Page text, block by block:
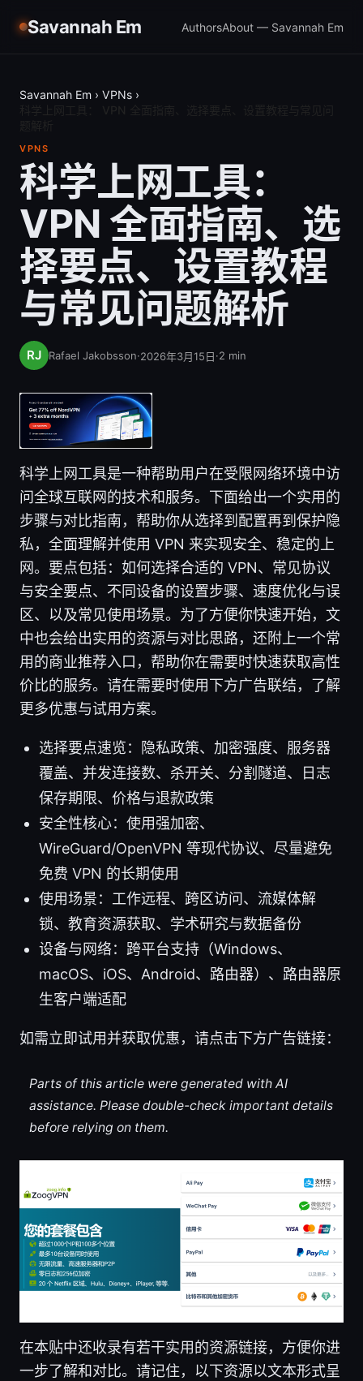
Savannah Em AuthorsAbout — Savannah Em
Savannah Em › VPNs ›
VPNS
科学上网工具：
VPN 全面指南、选
择要点、设置教程
与常见问题解析
Rafael Jakobsson·2026年3月15日·2 min
科学上网工具是一种帮助用户在受限网络环境中访
问全球互联网的技术和服务。下面给出一个实用的
步骤与对比指南，帮助你从选择到配置再到保护隐
私，全面理解并使用 VPN 来实现安全、稳定的上
网。要点包括：如何选择合适的 VPN、常见协议
与安全要点、不同设备的设置步骤、速度优化与误
区、以及常见使用场景。为了方便你快速开始，文
中也会给出实用的资源与对比思路，还附上一个常
用的商业推荐入口，帮助你在需要时快速获取高性
价比的服务。请在需要时使用下方广告联结，了解
更多优惠与试用方案。
选择要点速览：隐私政策、加密强度、服务器
覆盖、并发连接数、杀开关、分割隧道、日志
保存期限、价格与退款政策
安全性核心：使用强加密、
WireGuard/OpenVPN 等现代协议、尽量避免
免费 VPN 的长期使用
使用场景：工作远程、跨区访问、流媒体解
锁、教育资源获取、学术研究与数据备份
设备与网络：跨平台支持（Windows、
macOS、iOS、Android、路由器）、路由器原
生客户端适配
如需立即试用并获取优惠，请点击下方广告链接：
Parts of this article were generated with AI
assistance. Please double-check important details
before relying on them.
在本贴中还收录有若干实用的资源链接，方便你进
一步了解和对比。请记住，以下资源以文本形式呈